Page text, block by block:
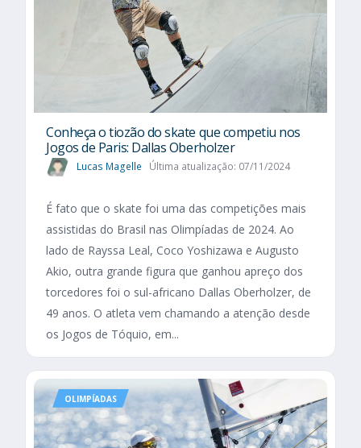
Conheça o tiozão do skate que competiu nos
Jogos de Paris: Dallas Oberholzer
Lucas Magelle Última atualização: 07/11/2024
É fato que o skate foi uma das competições mais
assistidas do Brasil nas Olimpíadas de 2024. Ao
lado de Rayssa Leal, Coco Yoshizawa e Augusto
Akio, outra grande figura que ganhou apreço dos
torcedores foi o sul-africano Dallas Oberholzer, de
49 anos. O atleta vem chamando a atenção desde
os Jogos de Tóquio, em...
OLIMPÍADAS